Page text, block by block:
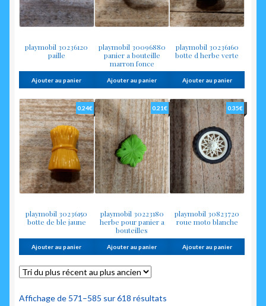
playmobil 30236120
paille
Ajouter au panier
playmobil 30096880
panier a bouteille
marron fonce
Ajouter au panier
playmobil 30236160
botte d herbe verte
Ajouter au panier
playmobil 30236150
botte de ble jaune
0.24€
Ajouter au panier
playmobil 30223180
herbe pour panier a
bouteilles
0.21€
Ajouter au panier
playmobil 30823720
roue moto blanche
0.35€
Ajouter au panier
Affichage de 571–585 sur 618 résultats